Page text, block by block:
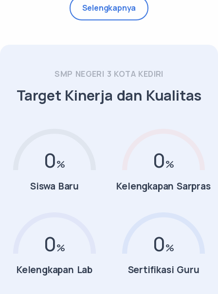
Selengkapnya
SMP NEGERI 3 KOTA KEDIRI
Target Kinerja dan Kualitas
100
Siswa Baru
90
Kelengkapan Sarpras
85
Kelengkapan Lab
90
Sertifikasi Guru